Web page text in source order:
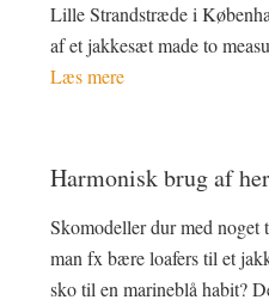
Lille Strandstræde i
af et jakkesæt made to
Læs mere
Harmonisk brug af
Skomodeller dur med
man fx bære loafers til et
sko til en marineblå habit?